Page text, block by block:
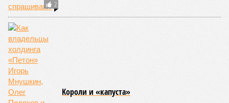
Все стихии сразу
Около 100 лет назад в Поднебесной приключилось то, что
у нас назвали бы тридцатью тремя несчастьями. Страну
последовательно поразили: многолетняя засуха, страшный
паводок, невероятные ливни. Несколько миллионов
человек не пережили этот разгул стихий. Вот что тогда
приключилось.